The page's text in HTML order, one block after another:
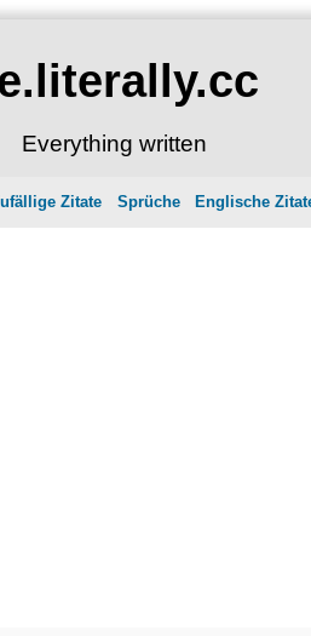
Everything written
Zitate Sprüche Englische